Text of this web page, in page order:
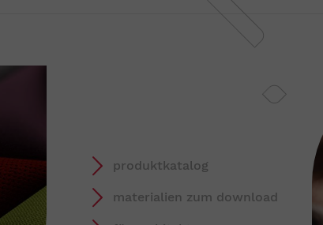
produktkatalog
materialien zum download